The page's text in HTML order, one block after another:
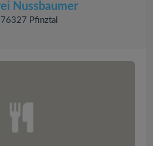
Nussbaumer
Pfinztal